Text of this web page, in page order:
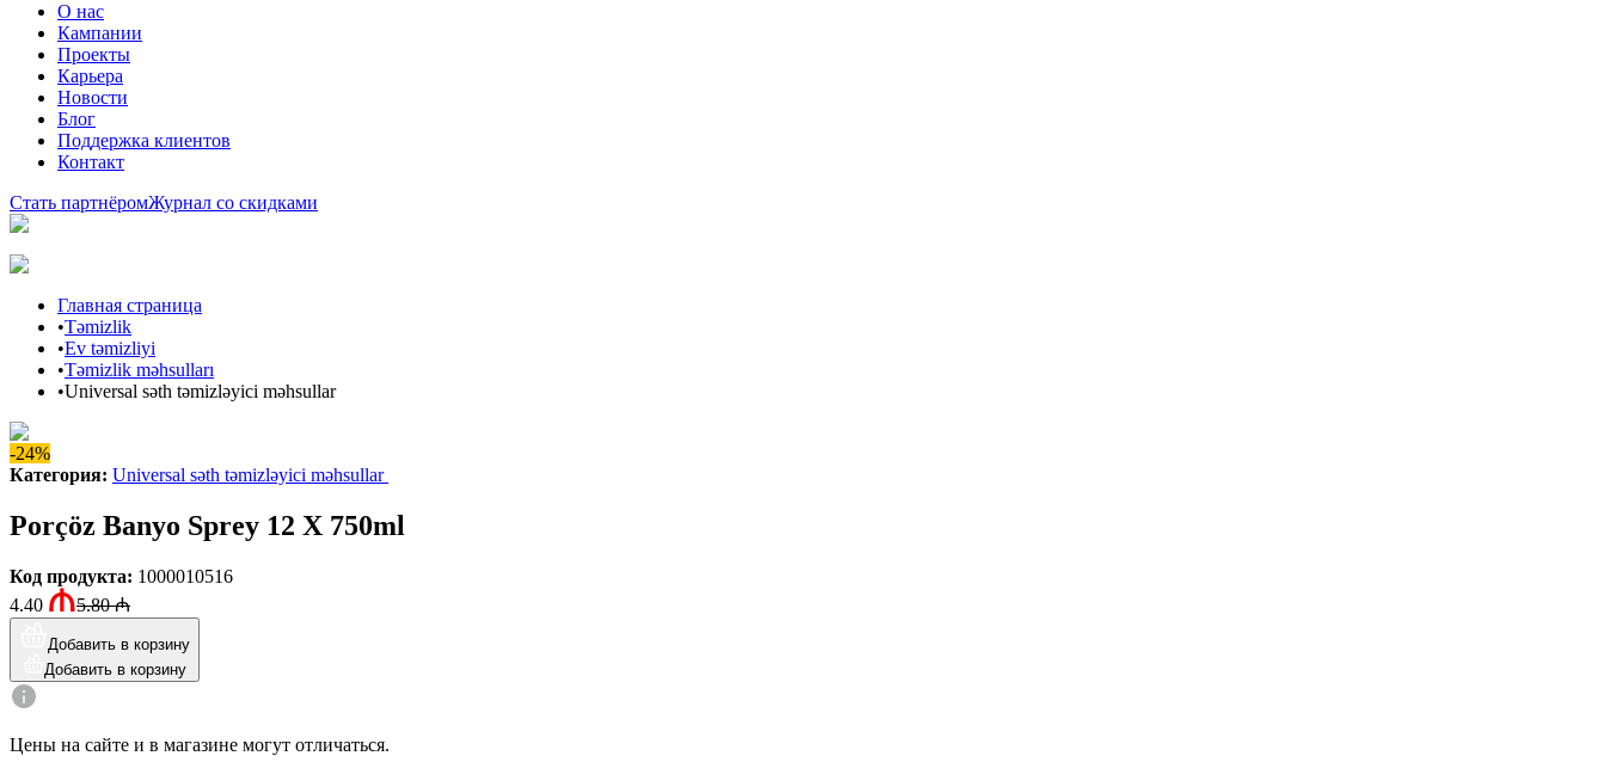
О нас
Кампании
Проекты
Карьера
Новости
Блог
Поддержка клиентов
Контакт
Стать партнёромЖурнал со скидками
Главная страница
•Təmizlik
•Ev təmizliyi
•Təmizlik məhsulları
•Universal səth təmizləyici məhsullar
-24%
Категория: Universal səth təmizləyici məhsullar
Porçöz Banyo Sprey 12 X 750ml
Код продукта: 1000010516
4.40
5.80₼
Добавить в корзину
Добавить в корзину
Цены на сайте и в магазине могут отличаться.